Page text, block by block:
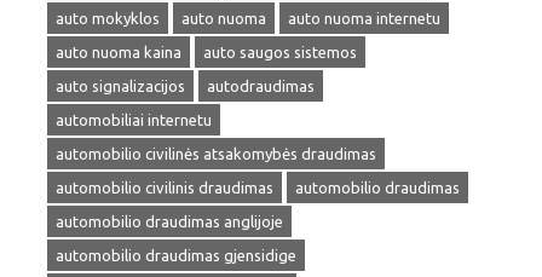
auto mokyklos
auto nuoma
auto nuoma internetu
auto nuoma kaina
auto saugos sistemos
auto signalizacijos
autodraudimas
automobiliai internetu
automobilio civilinės atsakomybės draudimas
automobilio civilinis draudimas
automobilio draudimas
automobilio draudimas anglijoje
automobilio draudimas gjensidige